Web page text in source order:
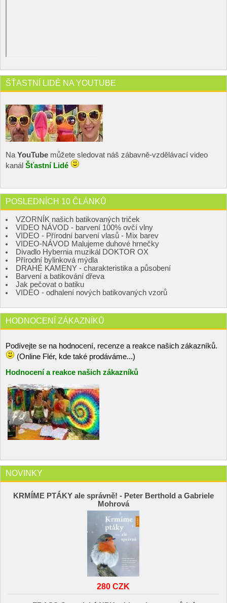
ŠŤASTNÍ LIDÉ NA YOUTUBE
Na YouTube můžete sledovat náš zábavně-vzdělávací video
kanál Šťastní Lidé
POSLEDNÍCH 10 ČLÁNKŮ
VZORNÍK našich batikovaných triček
VIDEO NÁVOD - barvení 100% ovčí vlny
VIDEO - Přírodní barvení vlasů - Mix barev
VIDEO-NÁVOD Malujeme duhové hrnečky
Divadlo Hybernia muzikál DOKTOR OX
Přírodní bylinková mýdla
DRAHÉ KAMENY - charakteristika a působení
Barvení a batikování dřeva
Jak pečovat o batiku
VIDEO - odhalení nových batikovaných vzorů
HODNOCENÍ ZÁKAZNÍKŮ
Podívejte se na hodnocení, recenze a reakce našich zákazníků.
(Online Flér, kde také prodáváme...)
Hodnocení a reakce našich zákazníků
NOVINKY
KRMÍME PTÁKY ale správně! - Peter Berthold a Gabriele
Mohrová
280 CZK